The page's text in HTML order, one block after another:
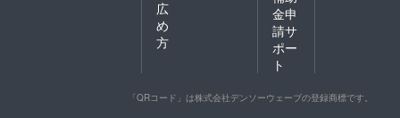
広
め
方
金申
請サ
ポー
ト
「QRコード」は株式会社デンソーウェーブの登録商標です。